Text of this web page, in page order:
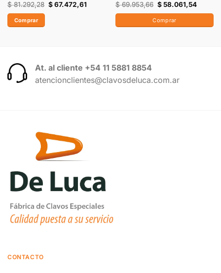
$81.292,28 $67.472,61
Comprar
$69.953,66 $58.061,54
Comprar
At. al cliente +54 11 5881 8854
atencionclientes@clavosdeluca.com.ar
CONTACTO